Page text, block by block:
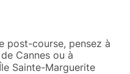
post-course, pensez à
Cannes ou à
Sainte-Marguerite